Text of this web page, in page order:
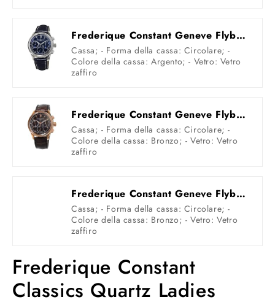
Frederique Constant Geneve Flyback Chronograph Manufacture FC-760N4H6 Cronografo automatico uomo
Cassa; - Forma della cassa: Circolare; -
Colore della cassa: Argento; - Vetro: Vetro
zaffiro
Frederique Constant Geneve Flyback Chronograph Manufacture FC-760DG4H4 Cronografo automatico uomo
Cassa; - Forma della cassa: Circolare; -
Colore della cassa: Bronzo; - Vetro: Vetro
zaffiro
Frederique Constant Geneve Flyback Chronograph Manufacture FC-760N4H4 Cronografo automatico uomo
Cassa; - Forma della cassa: Circolare; -
Colore della cassa: Bronzo; - Vetro: Vetro
zaffiro
Frederique Constant
Classics Quartz Ladies